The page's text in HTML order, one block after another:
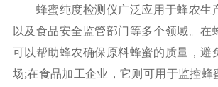
蜂蜜纯度检测仪广泛应用于蜂农生
以及食品安全监管部门等多个领域。在
可以帮助蜂农确保原料蜂蜜的质量，避
场;在食品加工企业，它则可用于监控蜂